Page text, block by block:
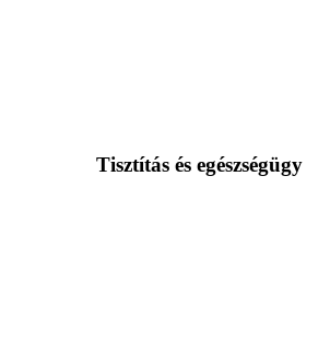
Tisztítás és egészségügy